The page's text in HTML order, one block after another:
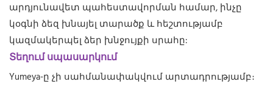
արդյունավետ պահեստավորման համար, ինչը
կօգնի ձեզ խնայել տարածք և հեշտությամբ
կազմակերպել ձեր խնջույքի սրահը:
Տեղում սպասարկում
Yumeya-ը չի սահմանափակվում արտադրությամբ։